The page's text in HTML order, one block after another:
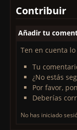
Contribuir
Añadir tu
Ten en cuenta
Tu
¿No estás
Por favor,
Deberías
No has iniciado